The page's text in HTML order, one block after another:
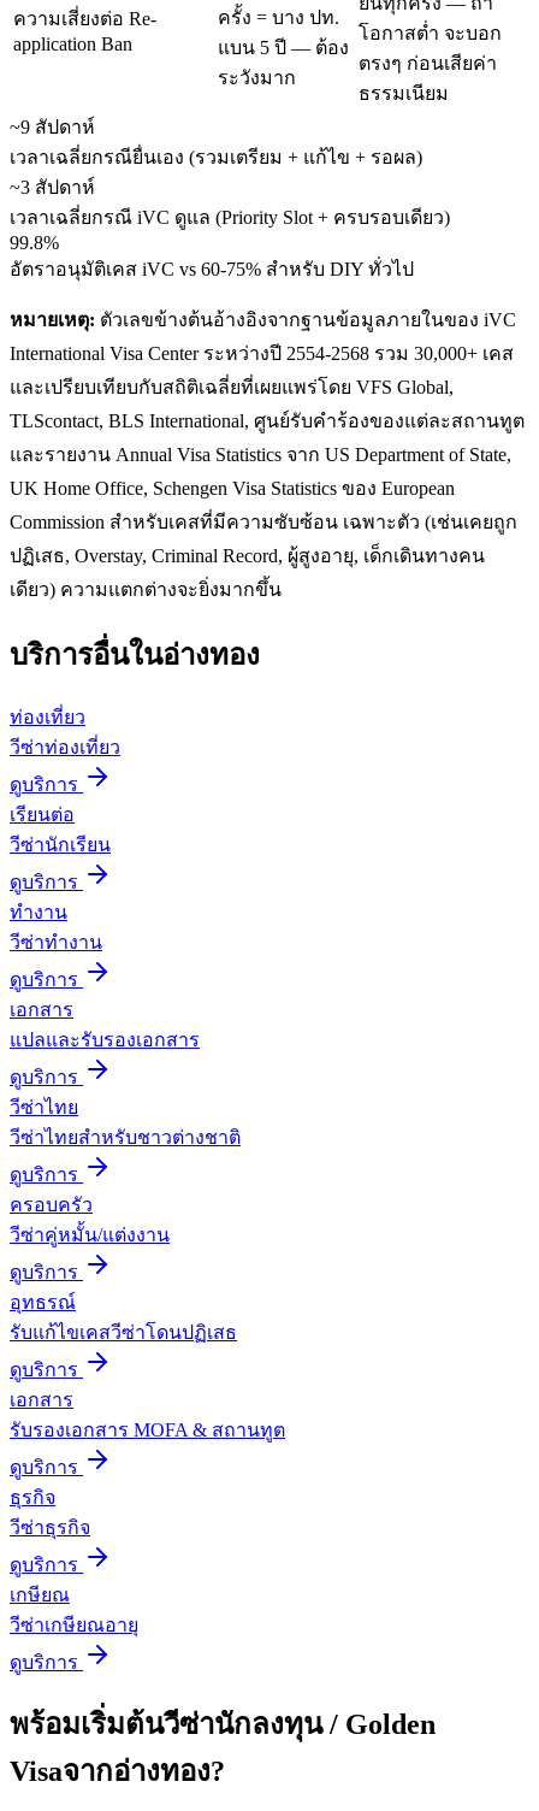
ความเสี่ยงต่อ Re-
application Ban
ครั้ง = บาง ปท.
แบน 5 ปี — ต้อง
ระวังมาก
โอกาสต่ำ จะบอก
ตรงๆ ก่อนเสียค่า
ธรรมเนียม
~9 สัปดาห์
เวลาเฉลี่ยกรณียื่นเอง (รวมเตรียม + แก้ไข + รอผล)
~3 สัปดาห์
เวลาเฉลี่ยกรณี iVC ดูแล (Priority Slot + ครบรอบเดียว)
99.8%
อัตราอนุมัติเคส iVC vs 60-75% สำหรับ DIY ทั่วไป
หมายเหตุ: ตัวเลขข้างต้นอ้างอิงจากฐานข้อมูลภายในของ iVC
International Visa Center ระหว่างปี 2554-2568 รวม 30,000+ เคส
และเปรียบเทียบกับสถิติเฉลี่ยที่เผยแพร่โดย VFS Global,
TLScontact, BLS International, ศูนย์รับคำร้องของแต่ละสถานทูต
และรายงาน Annual Visa Statistics จาก US Department of State,
UK Home Office, Schengen Visa Statistics ของ European
Commission สำหรับเคสที่มีความซับซ้อน เฉพาะตัว (เช่นเคยถูก
ปฏิเสธ, Overstay, Criminal Record, ผู้สูงอายุ, เด็กเดินทางคน
เดียว) ความแตกต่างจะยิ่งมากขึ้น
บริการอื่นในอ่างทอง
ท่องเที่ยว
วีซ่าท่องเที่ยว
ดูบริการ
เรียนต่อ
วีซ่านักเรียน
ดูบริการ
ทำงาน
วีซ่าทำงาน
ดูบริการ
เอกสาร
แปลและรับรองเอกสาร
ดูบริการ
วีซ่าไทย
วีซ่าไทยสำหรับชาวต่างชาติ
ดูบริการ
ครอบครัว
วีซ่าคู่หมั้น/แต่งงาน
ดูบริการ
อุทธรณ์
รับแก้ไขเคสวีซ่าโดนปฏิเสธ
ดูบริการ
เอกสาร
รับรองเอกสาร MOFA & สถานทูต
ดูบริการ
ธุรกิจ
วีซ่าธุรกิจ
ดูบริการ
เกษียณ
วีซ่าเกษียณอายุ
ดูบริการ
พร้อมเริ่มต้นวีซ่านักลงทุน / Golden
Visaจากอ่างทอง?